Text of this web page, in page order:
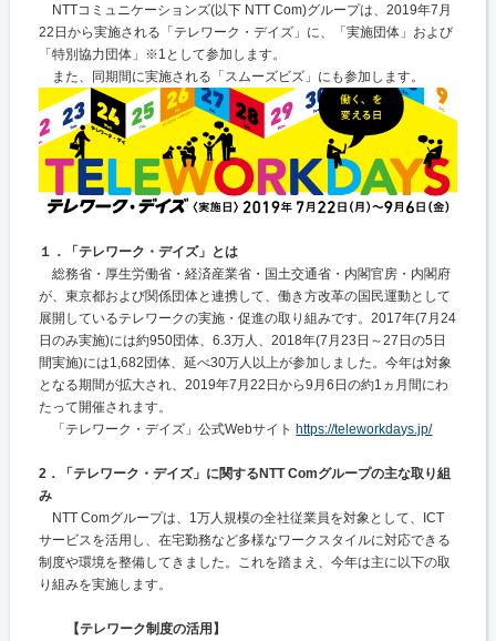
NTTコミュニケーションズ(以下 NTT Com)グループは、2019年7月
22日から実施される「テレワーク・デイズ」に、「実施団体」および
「特別協力団体」※1として参加します。
また、同期間に実施される「スムーズビズ」にも参加します。
１．「テレワーク・デイズ」とは
総務省・厚生労働省・経済産業省・国土交通省・内閣官房・内閣府
が、東京都および関係団体と連携して、働き方改革の国民運動として
展開しているテレワークの実施・促進の取り組みです。2017年(7月24
日のみ実施)には約950団体、6.3万人、2018年(7月23日～27日の5日
間実施)には1,682団体、延べ30万人以上が参加しました。今年は対象
となる期間が拡大され、2019年7月22日から9月6日の約1ヵ月間にわ
たって開催されます。
「テレワーク・デイズ」公式Webサイトhttps://teleworkdays.jp/
2．「テレワーク・デイズ」に関するNTT Comグループの主な取り組
み
NTT Comグループは、1万人規模の全社従業員を対象として、ICT
サービスを活用し、在宅勤務など多様なワークスタイルに対応できる
制度や環境を整備してきました。これを踏まえ、今年は主に以下の取
り組みを実施します。
【テレワーク制度の活用】